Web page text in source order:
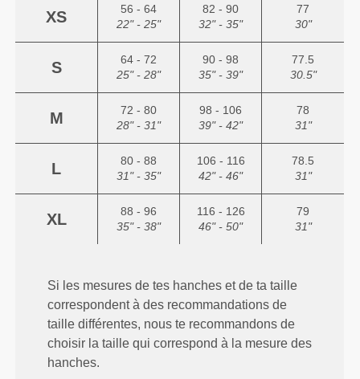
XS
56 - 64
22" - 25"
82 - 90
32" - 35"
77
30"
S
64 - 72
25" - 28"
90 - 98
35" - 39"
77.5
30.5"
M
72 - 80
28" - 31"
98 - 106
39" - 42"
78
31"
L
80 - 88
31" - 35"
106 - 116
42" - 46"
78.5
31"
XL
88 - 96
35" - 38"
116 - 126
46" - 50"
79
31"
Si les mesures de tes hanches et de ta taille
correspondent à des recommandations de
taille différentes, nous te recommandons de
choisir la taille qui correspond à la mesure des
hanches.